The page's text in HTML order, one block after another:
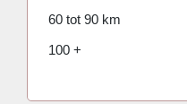
60 tot 90 km
100 +